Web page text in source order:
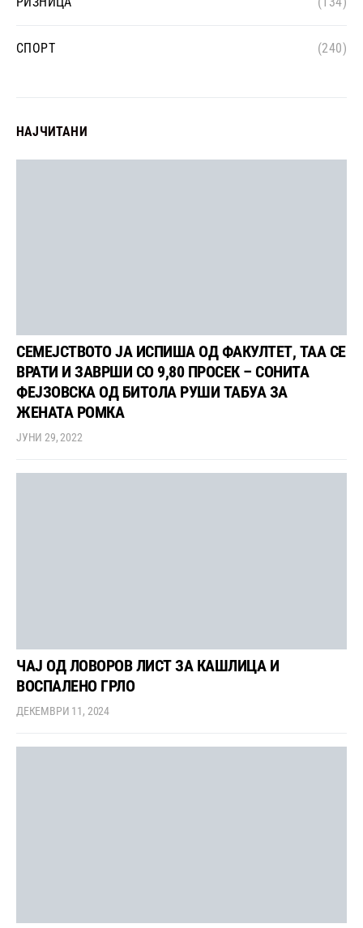
СПОРТ (240)
НАЈЧИТАНИ
СЕМЕЈСТВОТО ЈА ИСПИША ОД ФАКУЛТЕТ, ТАА СЕ
ВРАТИ И ЗАВРШИ СО 9,80 ПРОСЕК – СОНИТА
ФЕЈЗОВСКА ОД БИТОЛА РУШИ ТАБУА ЗА
ЖЕНАТА РОМКА
ЈУНИ 29, 2022
ЧАЈ ОД ЛОВОРОВ ЛИСТ ЗА КАШЛИЦА И
ВОСПАЛЕНО ГРЛО
ДЕКЕМВРИ 11, 2024